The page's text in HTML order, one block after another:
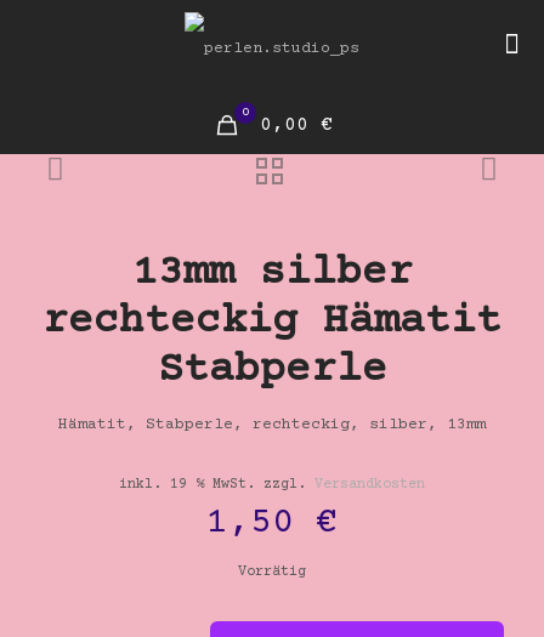
0
0,00 €
13mm silber
rechteckig Hämatit
Stabperle
Hämatit, Stabperle, rechteckig, silber, 13mm
inkl. 19 % MwSt. zzgl. Versandkosten
1,50 €
Vorrätig